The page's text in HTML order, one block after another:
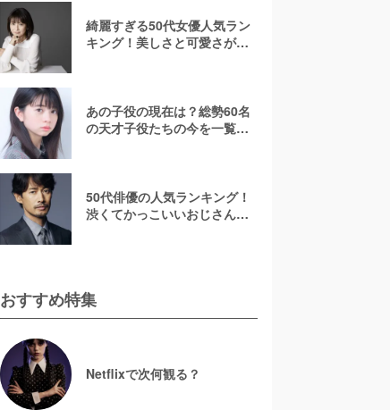
綺麗すぎる50代女優人気ラン
キング！美しさと可愛さが魅
あの子役の現在は？総勢60名
の天才子役たちの今を一覧で
50代俳優の人気ランキング！
渋くてかっこいいおじさん俳
おすすめ特集
Netflixで次何観る？